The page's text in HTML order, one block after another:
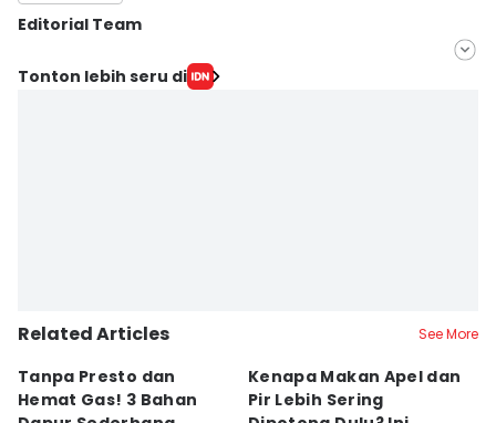
Editorial Team
Editor
Tonton lebih seru di
Related Articles See More
Tanpa Presto dan
Hemat Gas! 3 Bahan
Kenapa Makan Apel dan
Pir Lebih Sering